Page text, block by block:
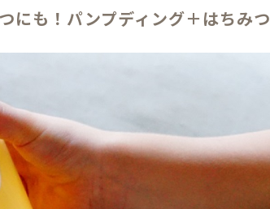
にも！パンプディング＋はちみつ